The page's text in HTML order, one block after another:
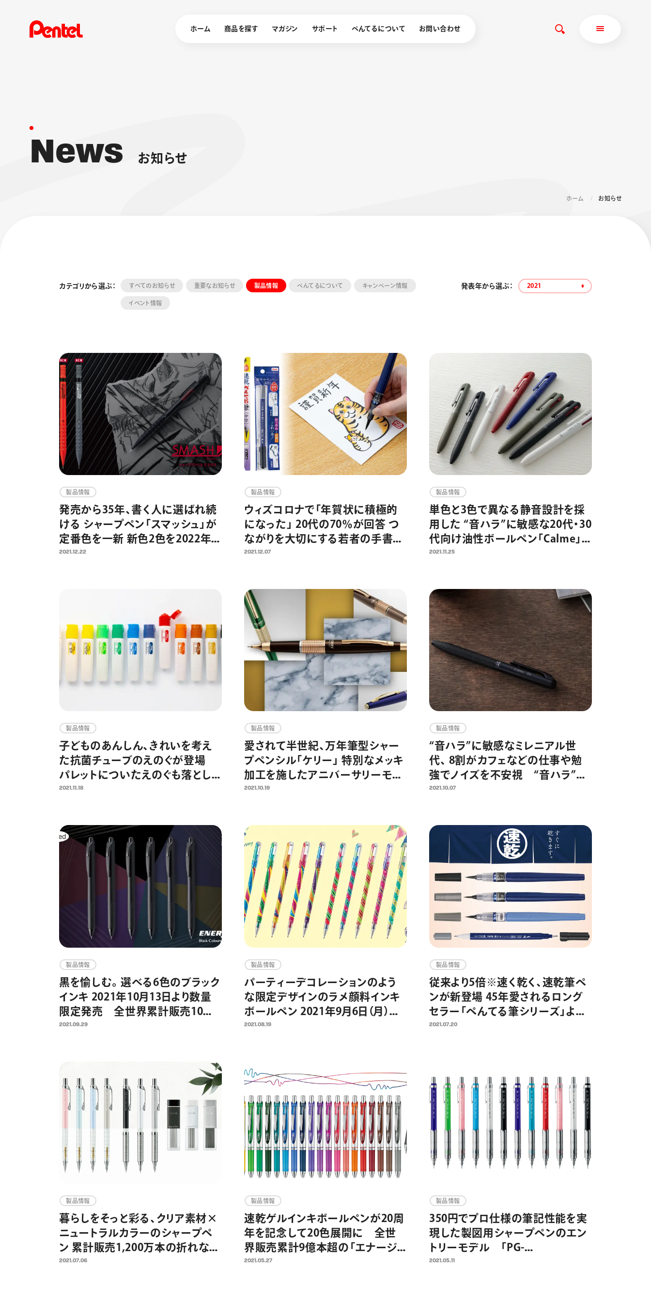
ホーム 商品を探す マガジン サポート ぺんてるについて お問い合わせ
エナージェル
シャープペン
消し具
News お知 らせ
ホーム お知らせ
カテゴリから選ぶ： すべてのお知らせ 重要なお知らせ 製品情報 ぺんてるについて キャンペーン情報
イベント情報
発表年から選ぶ： 2021
製品情報
発売から35年、書く人に選ばれ続
ける シャープペン「スマッシュ」が
定番色を一新 新色2色を2022年1
月28日（金）発売 3色展開に
2021.12.22
製品情報
ウィズコロナで「年賀状に積極的
になった」 20代の70％が回答 つ
ながりを大切にする若者の手書き
年賀状におすすめの速乾ぺんてる
2021.12.07
製品情報
単色と3色で異なる静音設計を採
用した “音ハラ”に敏感な20代・30
代向け油性ボールペン「Calme」
12月15日（水）より発売開始
2021.11.25
製品情報
子どものあんしん、きれいを考え
た抗菌チューブのえのぐが登場
パレットについたえのぐも落とし
やすい「クリーンえのぐ」 2021年
2021.11.18
製品情報
愛されて半世紀、万年筆型シャー
プペンシル「ケリー」 特別なメッキ
加工を施したアニバーサリーモデ
ル 2021年11月15日より限定発売
2021.10.19
製品情報
“音ハラ”に敏感なミレニアル世
代、 8割がカフェなどの仕事や勉
強でノイズを不安視 “音ハラ”に
敏感な20代～30代をターゲット
始
2021.10.07
製品情報
黒を愉しむ。選べる6色のブラック
インキ 2021年10月13日より数量
限定発売 全世界累計販売10億
本超の速乾ゲルインキボールペン
2021.09.29
製品情報
パーティーデコレーションのよう
な限定デザインのラメ顔料インキ
ボールペン 2021年9月6日（月）数
量限定発売
2021.08.19
製品情報
従来より5倍※速く乾く、速乾筆ペ
ンが新登場 45年愛されるロング
セラー「ぺんてる筆シリーズ」よ
り 2021年8月6日発売
2021.07.20
製品情報
暮らしをそっと彩る、クリア素材×
ニュートラルカラーのシャープペ
ン 累計販売1,200万本の折れない
シャープペン オレンズシリーズよ
2021.07.06
製品情報
速乾ゲルインキボールペンが20周
年を記念して20色展開に 全世
界販売累計9億本超の「エナージェ
ル」発売20周年企画第一弾として
2021.05.27
製品情報
350円でプロ仕様の筆記性能を実
現した製図用シャープペンのエン
トリーモデル 「PG-
METAL350（ピージーメタルサン
2021.05.11